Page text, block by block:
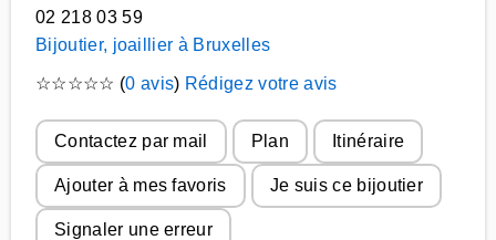
02 218 03 59
Bijoutier, joaillier à Bruxelles
☆☆☆☆☆ (0 avis) Rédigez votre avis
Contactez par mail Plan Itinéraire
Ajouter à mes favoris Je suis ce bijoutier
Signaler une erreur